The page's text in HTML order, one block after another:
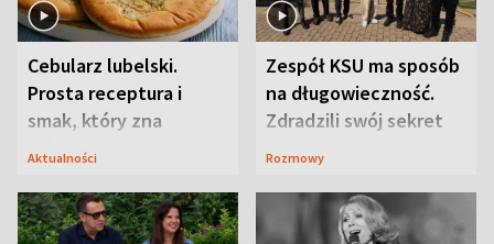
Cebularz lubelski.
Prosta receptura i
smak, który zna
Lubelszczyzna
Aktualności
Zespół KSU ma sposób
na długowieczność.
Zdradzili swój sekret
Rozmowy